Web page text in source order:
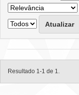
Resultado 1-1 de 1.